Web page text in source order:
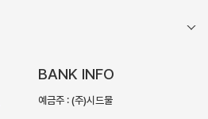
BANK INFO
예금주 : (주)시드물